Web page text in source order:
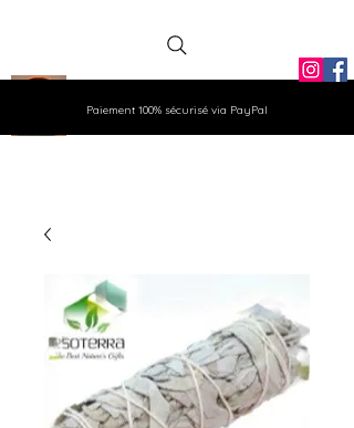
Aux Gemmes
Paiement 100% sécurisé via PayPal